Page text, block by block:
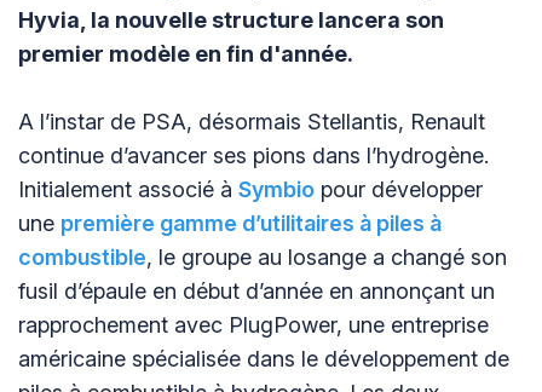
Hyvia, la nouvelle structure lancera son
premier modèle en fin d'année.
A l’instar de PSA, désormais Stellantis, Renault
continue d’avancer ses pions dans l’hydrogène.
Initialement associé à Symbio pour développer
une première gamme d’utilitaires à piles à
combustible, le groupe au losange a changé son
fusil d’épaule en début d’année en annonçant un
rapprochement avec PlugPower, une entreprise
américaine spécialisée dans le développement de